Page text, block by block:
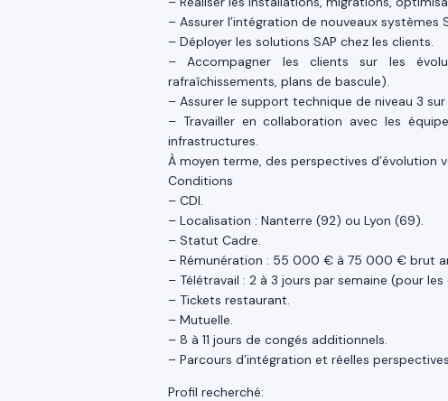
– Assurer l’intégration de nouveaux systèmes
– Déployer les solutions SAP chez les clients.
– Accompagner les clients sur les
rafraîchissements, plans de bascule).
– Assurer le support technique de niveau 3
– Travailler en collaboration avec les
infrastructures.
À moyen terme, des perspectives d’évolution
Conditions
– CDI.
– Localisation : Nanterre (92) ou Lyon (69).
– Statut Cadre.
– Rémunération : 55 000 € à 75 000 € brut
– Télétravail : 2 à 3 jours par semaine (pour
– Tickets restaurant.
– Mutuelle.
– 8 à 11 jours de congés additionnels.
– Parcours d’intégration et réelles
Profil recherché: